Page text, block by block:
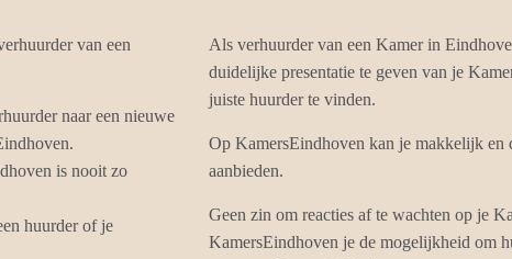
van een
naar een nieuwe
is nooit zo
huurder of je
Als verhuurder van een Kamer in
duidelijke presentatie te geven van je
juiste huurder te vinden.
Op KamersEindhoven kan je makkelijk
aanbieden.
Geen zin om reacties af te wachten op je
KamersEindhoven je de mogelijkheid om